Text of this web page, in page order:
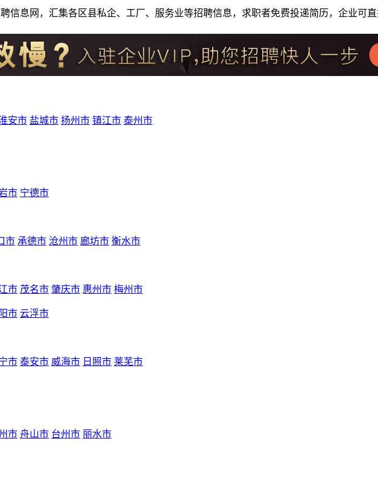
信息网，汇集各区县私企、工厂、服务业等招聘信息，求职者免费投递简历，企业可
安市 盐城市 扬州市 镇江市 泰州市
市 宁德市
市 承德市 沧州市 廊坊市 衡水市
市 茂名市 肇庆市 惠州市 梅州市
市 云浮市
市 泰安市 威海市 日照市 莱芜市
市 舟山市 台州市 丽水市